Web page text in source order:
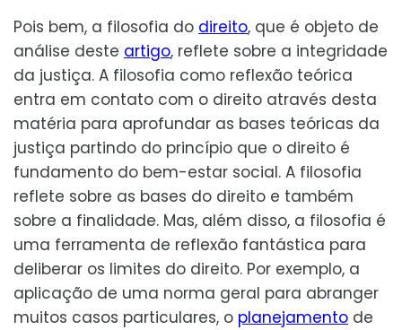
Pois bem, a filosofia do direito, que é objeto de
análise deste artigo, reflete sobre a integridade
da justiça. A filosofia como reflexão teórica
entra em contato com o direito através desta
matéria para aprofundar as bases teóricas da
justiça partindo do princípio que o direito é
fundamento do bem-estar social. A filosofia
reflete sobre as bases do direito e também
sobre a finalidade. Mas, além disso, a filosofia é
uma ferramenta de reflexão fantástica para
deliberar os limites do direito. Por exemplo, a
aplicação de uma norma geral para abranger
muitos casos particulares, o planejamento de